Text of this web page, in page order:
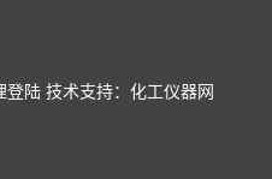
登陆 技术支持： 化工仪器网